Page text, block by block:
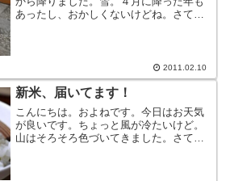
あったし、おかしくないけどね。さてさ
速、ウサギさん発見。満面の... 2011.02.10
新米、届いてます！
こんにちは。およねです。今日はお天気
が良いです。ちょっと風が冷たいけど。
山はそろそろ色づいてきました。さて、